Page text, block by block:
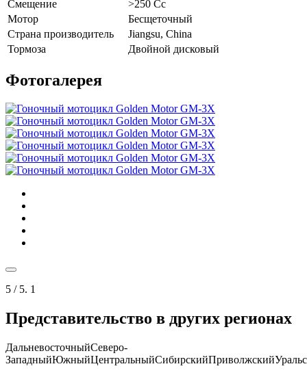
Смещение
>250 Cc
Мотор
Бесщеточный
Страна производитель
Jiangsu, China
Тормоза
Двойной дисковый
Фотогалерея
5 / 5. 1
Представительство в других регионах
ДальневосточныйСеверо-
ЗападныйЮжныйЦентральныйСибирскийПриволжский